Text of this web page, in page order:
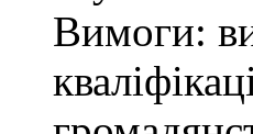
Вимоги: